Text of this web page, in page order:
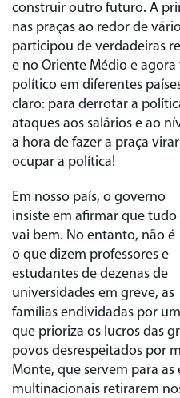
construir outro futuro. A
nas praças ao redor de
participou de verdadeiras
e no Oriente Médio e
político em diferentes
claro: para derrotar a
ataques aos salários e ao
a hora de fazer a praça
ocupar a política!
Em nosso país, o governo
insiste em afirmar que tudo
vai bem. No entanto, não é
o que dizem professores e
estudantes de dezenas de
universidades em greve, as
famílias endividadas por
que prioriza os lucros das
povos desrespeitados por
Monte, que servem para as
multinacionais retirarem